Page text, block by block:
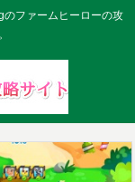
ファームヒーローの攻